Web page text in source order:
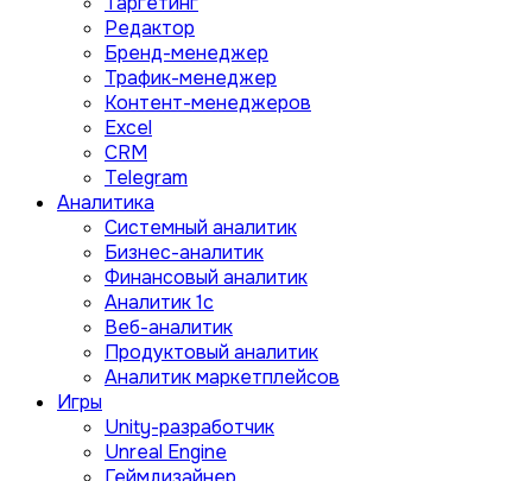
Редактор
Бренд-менеджер
Трафик-менеджер
Контент-менеджеров
Excel
CRM
Telegram
Аналитика
Системный аналитик
Бизнес-аналитик
Финансовый аналитик
Aналитик 1с
Веб-аналитик
Продуктовый аналитик
Аналитик маркетплейсов
Игры
Unity-разработчик
Unreal Engine